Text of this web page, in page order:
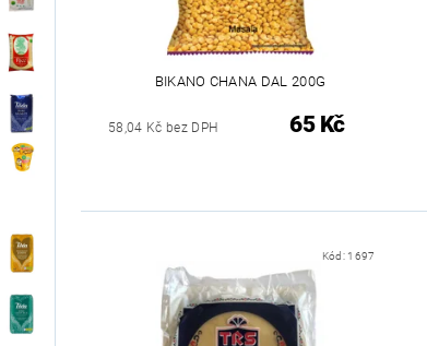
BIKANO CHANA DAL 200G
58,04 Kč bez DPH 65 Kč
Kód: 1697